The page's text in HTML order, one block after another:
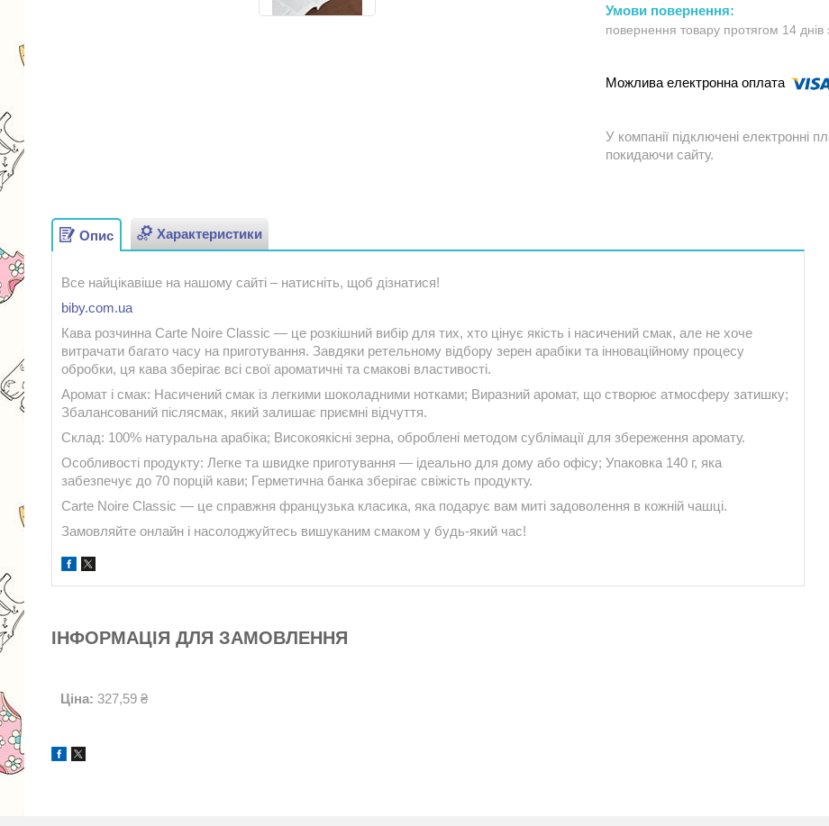
повернення товару протягом 14 днів
У компанії підключені електронні
покидаючи сайту.
Опис Характеристики
Все найцікавіше на нашому сайті – натисніть, щоб дізнатися!
biby.com.ua
Кава розчинна Carte Noire Classic — це розкішний вибір для тих, хто цінує якість і насичений смак, але не хоче
витрачати багато часу на приготування. Завдяки ретельному відбору зерен арабіки та інноваційному процесу
обробки, ця кава зберігає всі свої ароматичні та смакові властивості.
Аромат і смак: Насичений смак із легкими шоколадними нотками; Виразний аромат, що створює атмосферу затишку;
Збалансований післясмак, який залишає приємні відчуття.
Склад: 100% натуральна арабіка; Високоякісні зерна, оброблені методом сублімації для збереження аромату.
Особливості продукту: Легке та швидке приготування — ідеально для дому або офісу; Упаковка 140 г, яка
забезпечує до 70 порцій кави; Герметична банка зберігає свіжість продукту.
Carte Noire Classic — це справжня французька класика, яка подарує вам миті задоволення в кожній чашці.
Замовляйте онлайн і насолоджуйтесь вишуканим смаком у будь-який час!
ІНФОРМАЦІЯ ДЛЯ ЗАМОВЛЕННЯ
Ціна: 327,59 ₴